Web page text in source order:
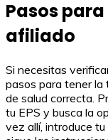
Pasos
afiliado
Si necesitas
pasos para tener la
de salud correcta.
tu EPS y busca la
vez allí, introduce